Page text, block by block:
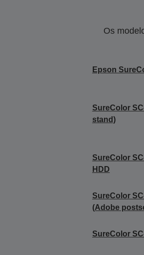
Os
Epson
SureColor
stand)
SureColor
HDD
SureColor
(Adobe
SureColor